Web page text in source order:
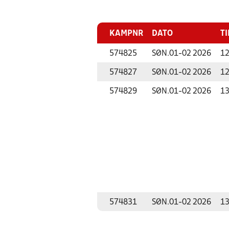
KAMPNR DATO
574825 SØN.01-02 2026
574827 SØN.01-02 2026
574829 SØN.01-02 2026
574831 SØN.01-02 2026